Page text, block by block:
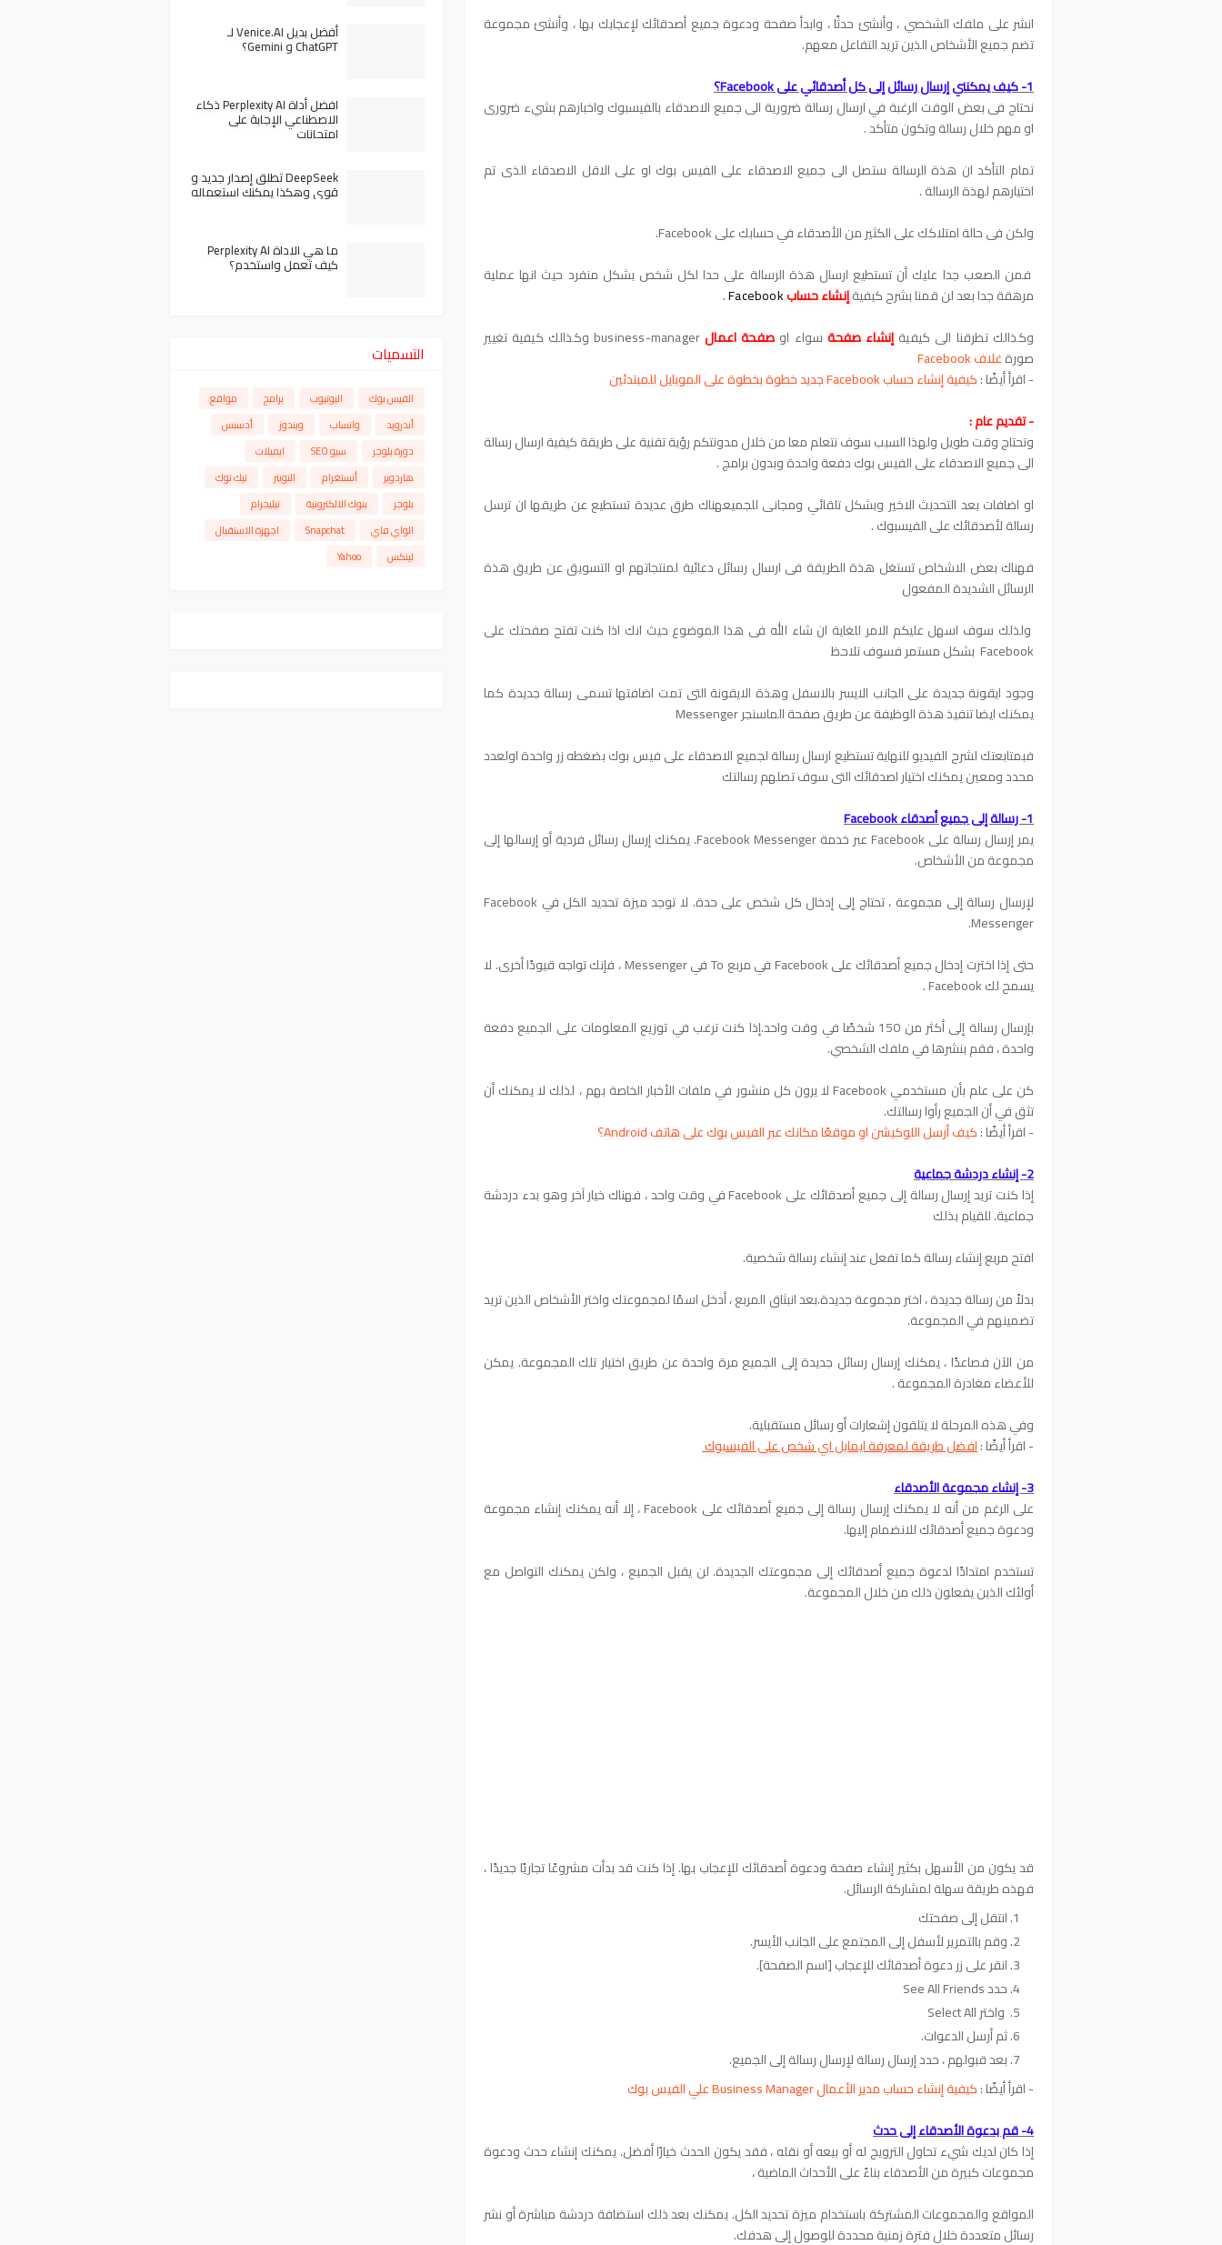
انشر على ملفك الشخصي ، وأنشئ حدثًا ، وابدأ صفحة ودعوة جميع أصدقائك لإعجابك بها ، وأنشئ مجموعة
تضم جميع الأشخاص الذين تريد التفاعل معهم.
1- كيف يمكنني إرسال رسائل إلى كل أصدقائي على Facebook؟
نحتاج فى بعض الوقت الرغبة في ارسال رسالة ضرورية الى جميع الاصدقاء بالفيسبوك واخبارهم بشيء ضرورى
او مهم خلال رسالة وتكون متأكد .
تمام التأكد ان هذة الرسالة ستصل الى جميع الاصدقاء على الفيس بوك او على الاقل الاصدقاء الذى تم
اختيارهم لهذة الرسالة .
ولكن فى حالة امتلاكك على الكثير من الأصدقاء في حسابك على Facebook.
فمن الصعب جدا عليك أن تستطيع ارسال هذة الرسالة على حدا لكل شخص بشكل منفرد حيث انها عملية
مرهقة جدابعد لن قمنا بشرح كيفيةإنشاء حسابFacebook
.
وكذالك تطرقنا الى كيفيةإنشاء صفحة سواء او صفحة اعمالbusiness-manager وكذالك كيفية تغيير
صورةغلاف Facebook
- اقرأ أيضًا :كيفية إنشاء حساب Facebook جديد خطوة بخطوة على الموبايل للمبتدئين
- تقديم عام :
وتحتاج وقت طويل ولهذا السبب سوف نتعلم معا من خلال مدونتكم رؤية تقنية على طريقة كيفية ارسال رسالة
الى جميع الاصدقاء على الفيس بوك دفعة واحدة وبدون برامج .
او اضافات بعد التحديث الاخير وبشكل تلقائي ومجانى للجميعهناك طرق عديدة تستطيع عن طريقها ان ترسل
رسالة لأصدقائك على الفيسبوك .
فهناك بعض الاشخاص تستغل هذة الطريقة فى ارسال رسائل دعائية لمنتجاتهم او التسويق عن طريق هذة
الرسائل الشديدة المفعول
ولذلك سوف اسهل عليكم الامر للغاية ان شاء الله فى هذا الموضوع حيث انك اذا كنت تفتح صفحتك على
Facebook بشكل مستمر فسوف تلاحظ
وجود ايقونة جديدة على الجانب الايسر بالاسفل وهذة الايقونة التى تمت اضافتها تسمى رسالة جديدة كما
يمكنك ايضا تنفيذ هذة الوظيفة عن طريق صفحة الماسنجر Messenger
فبمتابعتك لشرح الفيديو للنهاية تستطيع ارسال رسالة لجميع الاصدقاء على فيس بوك بضغطه زر واحدة اولعدد
محدد ومعين يمكنك اختيار اصدقائك التى سوف تصلهم رسالتك
1- رسالة إلى جميع أصدقاء Facebook
يمر إرسال رسالة على Facebook عبر خدمة Facebook Messenger. يمكنك إرسال رسائل فردية أو إرسالها إلى
مجموعة من الأشخاص.
لإرسال رسالة إلى مجموعة ، تحتاج إلى إدخال كل شخص على حدة. لا توجد ميزة تحديد الكل في Facebook
Messenger.
حتى إذا اخترت إدخال جميع أصدقائك على Facebook في مربع To في Messenger ، فإنك تواجه قيودًا أخرى. لا
يسمح لك Facebook .
بإرسال رسالة إلى أكثر من 150 شخصًا في وقت واحد.
إذا كنت ترغب في توزيع المعلومات على الجميع دفعة
واحدة ، فقم بنشرها في ملفك الشخصي.
كن على علم بأن مستخدمي Facebook لا يرون كل منشور في ملفات الأخبار الخاصة بهم ، لذلك لا يمكنك أن
تثق في أن الجميع رأوا رسالتك.
- اقرأ أيضًا :كيف أرسل اللوكيشن او موقعًا مكانك عبر الفيس بوك على هاتف Android؟
2- إنشاء دردشة جماعية
إذا كنت تريد إرسال رسالة إلى جميع أصدقائك على Facebook في وقت واحد ، فهناك خيار آخر وهو بدء دردشة
جماعية.للقيام بذلك
افتح مربع إنشاء رسالة كما تفعل عند إنشاء رسالة شخصية.
بدلاً من رسالة جديدة ، اختر مجموعة جديدة.بعد انبثاق المربع ، أدخل اسمًا لمجموعتك واختر الأشخاص الذين تريد
تضمينهم في المجموعة.
من الآن فصاعدًا ، يمكنك إرسال رسائل جديدةإلى الجميع مرة واحدة عن طريق اختيار تلك المجموعة. يمكن
للأعضاء مغادرة المجموعة .
وفي هذه المرحلة لا يتلقون إشعارات أو رسائل مستقبلية.
- اقرأ أيضًا :افضل طريقة لمعرفة ايمايل اي شخص على الفيسبوك
3- إنشاء مجموعة الأصدقاء
على الرغم من أنه لا يمكنك إرسال رسالة إلى جميع أصدقائك على Facebook ، إلا أنه يمكنك إنشاء مجموعة
ودعوة جميع أصدقائك للانضمام إليها.
تستخدم امتدادًا لدعوة جميع أصدقائك إلى مجموعتك الجديدة. لن يقبل الجميع ، ولكن يمكنك التواصل مع
أولئك الذين يفعلون ذلك من خلال المجموعة.
قد يكون من الأسهل بكثير إنشاء صفحة ودعوة أصدقائك للإعجاب بها. إذا كنت قد بدأت مشروعًا تجاريًا جديدًا ،
فهذه طريقة سهلة لمشاركة الرسائل.
انتقل إلى صفحتك
وقم بالتمرير لأسفل إلى المجتمع على الجانب الأيسر.
انقر على زر دعوة أصدقائك للإعجاب [اسم الصفحة].
حدد See All Friends
واختر Select All
ثم أرسل الدعوات.
بعد قبولهم ، حدد إرسال رسالة لإرسال رسالة إلى الجميع.
- اقرأ أيضًا :كيفية إنشاء حساب مدير الأعمال Business Manager علي الفيس بوك
4- قم بدعوة الأصدقاء إلى حدث
إذا كان لديك شيء تحاول الترويج له أو بيعه أو نقله ، فقد يكون الحدث خيارًا أفضل. يمكنك إنشاء حدث ودعوة
مجموعات كبيرة من الأصدقاء بناءً على الأحداث الماضية ،
المواقع والمجموعات المشتركة باستخدام ميزة تحديد الكل. يمكنك بعد ذلك استضافة دردشة مباشرة أو نشر
رسائل متعددة خلال فترة زمنية محددة للوصول إلى هدفك.
أفضل بديل Venice.AI لـ
ChatGPT و Gemini؟
افضل أداة Perplexity AI ذكاء
الاصطناعي الإجابة على
امتحانات
DeepSeek تطلق إصدار جديد و
قوي وهكذا يمكنك استعماله
ما هي الاداة Perplexity AI
كيف تعمل واستخدم؟
التسميات
الفيس بوك اليوتيوب برامج
مواقع
أندرويد
واتساب ويندوز
أدسنس
دورة بلوجر
سيو SEO
ايميلات
هاردوير
أنستغرام التويتر
تيك توك
بلوجر
بنوك الالكترونية
تيليجرام
الواي فاي
Snapchat
اجهزة الاستقبال
لينكس
Yahoo